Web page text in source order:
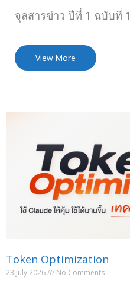
จุลสารข่าว ปีที่ 1 ฉบับที่ 1
View More
Token Optimization
23 July 2026 No Comments